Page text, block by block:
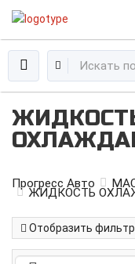
Прогресс Авто
ЖИДКОСТЬ
Отобразить